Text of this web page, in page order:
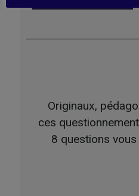
Originaux,
ces
8 questions